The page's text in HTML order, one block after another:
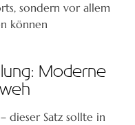
sondern vor allem
können
Moderne
dieser Satz sollte in